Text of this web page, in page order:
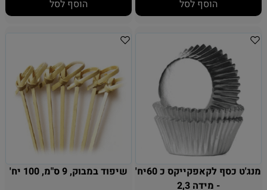
הוסף לסל הוסף לסל
מנג'ט כסף לקאפקייקס כ 60יח'
- מידה 2,3
שיפוד במבוק, 9 ס"מ, 100 יח'